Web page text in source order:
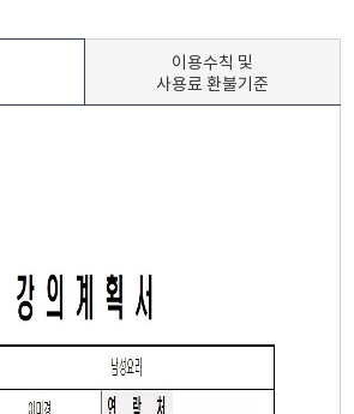
이용수칙 및
사용료 환불기준